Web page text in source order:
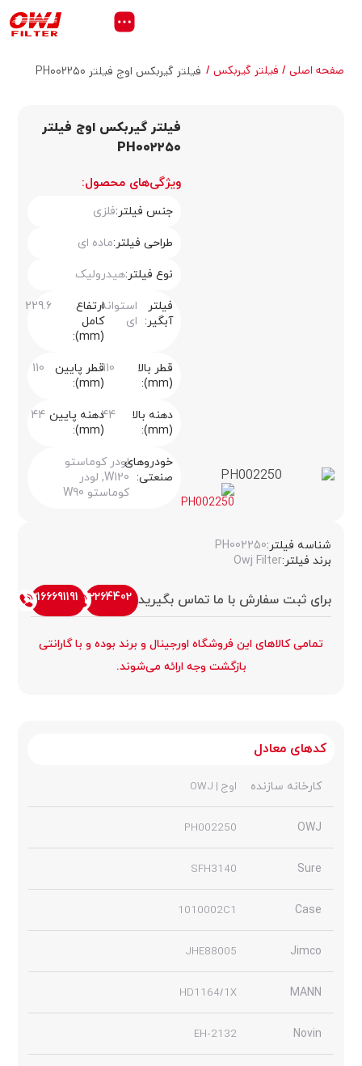
صفحه اصلی فیلتر گیربکس فیلتر گیربکس اوج فیلتر PH۰۰۲۲۵۰
فیلتر گیربکس اوج فیلتر
PH۰۰۲۲۵۰
ویژگی‌های محصول:
جنس فیلتر:فلزی
طراحی فیلتر:ماده ای
نوع فیلتر:هیدرولیک
فیلتر
آبگیر:
استوانه
ای
ارتفاع
کامل
(mm):
229.6
قطر بالا
(mm):
110قطر پایین
(mm):
110
دهنه بالا
(mm):
44دهنه پایین
(mm):
44
خودروهای
صنعتی:
لودر کوماستو
W120, لودر
کوماستو W90
شناسه فیلتر:PH002250
برند فیلتر:Owj Filter
برای ثبت سفارش با ما تماس بگیرید 09122264402
02166691191
تمامی کالاهای این فروشگاه اورجینال و برند بوده و با گارانتی
بازگشت وجه ارائه می‌شوند.
کدهای معادل
کارخانه سازنده اوج | OWJ
OWJ
PH002250
Sure
SFH3140
Case
1010002C1
Jimco
JHE88005
MANN
HD1164/1X
Novin
EH-2132